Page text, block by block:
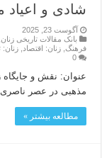
شادى و
آگوست 23, 2025
بانک مقالات تاریخی زنان
فرهنگ ,زنان: اقتصاد ,زنان:
0
عنوان: نقش و جایگاه
مذهبى در عصر ناصرى
مطالعه بیشتر »